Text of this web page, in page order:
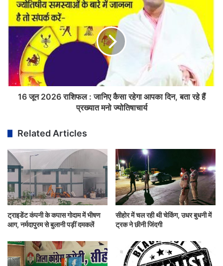
16 जून 2026 राशिफल : जानिए कैसा रहेगा आपका दिन, बता रहे हैं
प्रख्यात मनो ज्योतिषाचार्य
Related Articles
ट्राइडेंट कंपनी के कपास गोदाम में भीषण
आग, नर्मदापुरम से बुलानी पड़ीं दमकलें
सीहोर में चल रही थी चेकिंग, उधर बुधनी में
ट्रक ने छीनी जिंदगी